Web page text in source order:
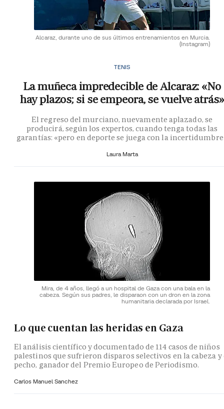
Alcaraz, durante uno de sus últimos entrenamientos en Murcia.
(Instagram)
TENIS
La muñeca impredecible de Alcaraz: «No
hay plazos; si se empeora, se vuelve atrás»
El regreso del murciano, nuevamente aplazado, se
producirá, según los expertos, cuando tenga todas las
garantías: «pero en deporte se juega con la
Laura Marta
Mira, de 4 años, llegó a un hospital de Gaza con una bala en la
cabeza. Según sus padres, le disparaon con un dron en la zona
humanitaria declarada por Israel.
Lo que cuentan las heridas en Gaza
El análisis científico y documentado de 114 casos de niños
palestinos que sufrieron disparos selectivos en la cabeza y
pecho, ganador del Premio Europeo de Periodismo.
Carlos Manuel Sanchez